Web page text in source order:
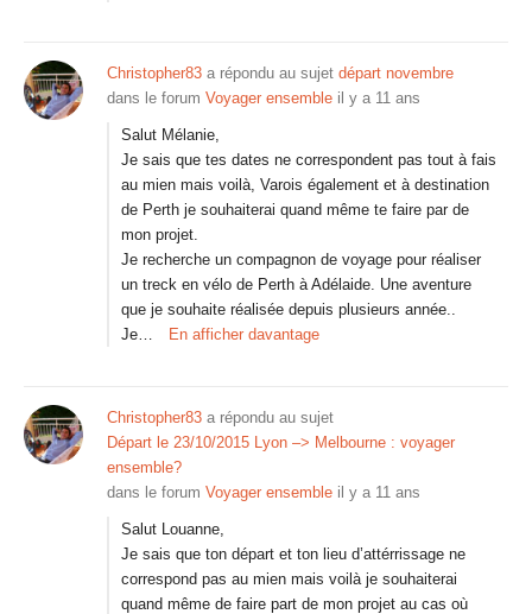
Christopher83 a répondu au sujet départ novembre
dans le forum Voyager ensemble il y a 11 ans
Salut Mélanie,
Je sais que tes dates ne correspondent pas tout à fais
au mien mais voilà, Varois également et à destination
de Perth je souhaiterai quand même te faire par de
mon projet.
Je recherche un compagnon de voyage pour réaliser
un treck en vélo de Perth à Adélaide. Une aventure
que je souhaite réalisée depuis plusieurs année..
Je…
En afficher davantage
Christopher83 a répondu au sujet
Départ le 23/10/2015 Lyon –> Melbourne : voyager
ensemble?
dans le forum Voyager ensemble il y a 11 ans
Salut Louanne,
Je sais que ton départ et ton lieu d’attérrissage ne
correspond pas au mien mais voilà je souhaiterai
quand même de faire part de mon projet au cas où